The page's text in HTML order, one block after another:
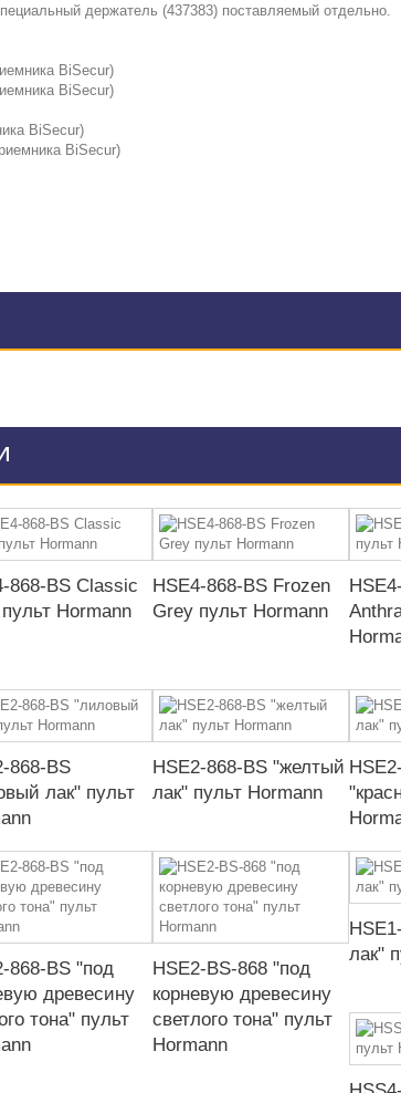
держатель (437383) поставляемый отдельно.
BiSecur)
BiSecur)
BiSecur)
BiSecur)
868-BS Classic
Hormann
HSE4-868-BS Frozen
Grey пульт Hormann
868-BS
лак" пульт
HSE2-868-BS "желтый
лак" пульт Hormann
868-BS "под
древесину
тона" пульт
HSE2-BS-868 "под
корневую древесину
светлого тона" пульт
Hormann
лак"